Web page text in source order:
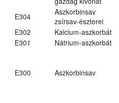
E304
Aszkorbinsav
zsírsav-észterei
E302
Kalcium-aszkorbát
E301
Nátrium-aszkorbát
E300 Aszkorbinsav